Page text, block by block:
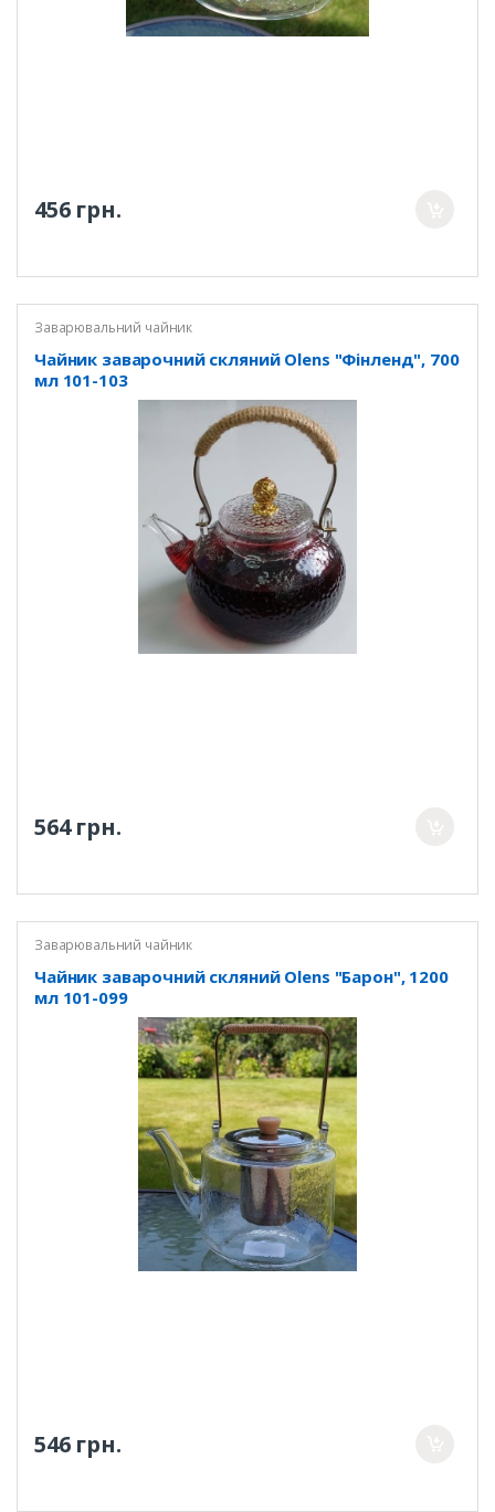
456 грн.
Заварювальний чайник
Чайник заварочний скляний Olens "Фінленд", 700
мл 101-103
564 грн.
Заварювальний чайник
Чайник заварочний скляний Olens "Барон", 1200
мл 101-099
546 грн.